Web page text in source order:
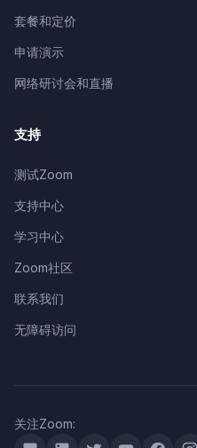
套餐和定价
申请演示
网络研讨会和直播
支持
测试Zoom
支持中心
学习中心
Zoom社区
联系我们
无障碍访问
关注Zoom: